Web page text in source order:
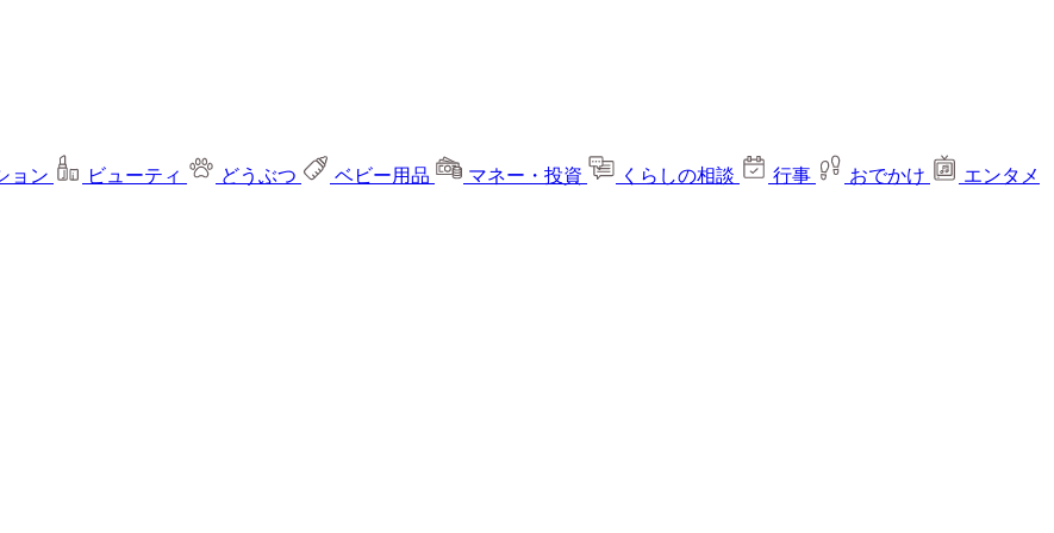
ョン ビューティ どうぶつ ベビー用品 マネー・投資 くらしの相談 行事 おでかけ
エンタメ